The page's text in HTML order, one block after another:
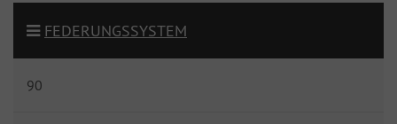
FEDERUNGSSYSTEM
90